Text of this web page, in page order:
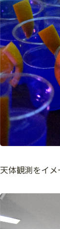
天体観測をイ